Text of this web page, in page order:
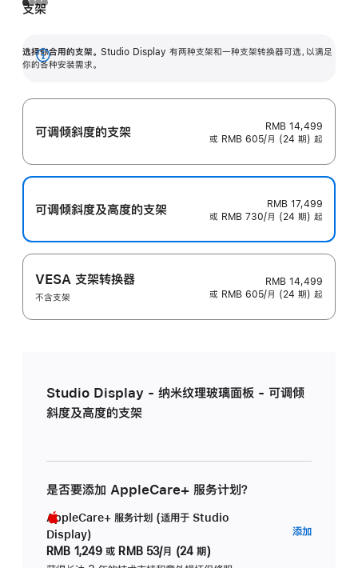
支架
选择你合用的支架。 Studio Display 有两种支架和一种支架转换器可选，以满足
你的各种安装需求。
展
可调倾斜度的支架
RMB 14,499
或 RMB 605/月 (24 期) 起
可调倾斜度及高‍度的支‍架
RMB 17,499
或 RMB 730/月 (24 期) 起
VESA 支架转换器
不含支架
RMB 14,499
或 RMB 605/月 (24 期) 起
Studio Display - 纳米纹理玻璃面板 - 可调倾
斜度及高度的支架
是否要添加 AppleCare+ 服务计划？
AppleCare+ 服务计划 (适用于 Studio
Display)
RMB 1,249 或 RMB 53/月 (24 期)
添加